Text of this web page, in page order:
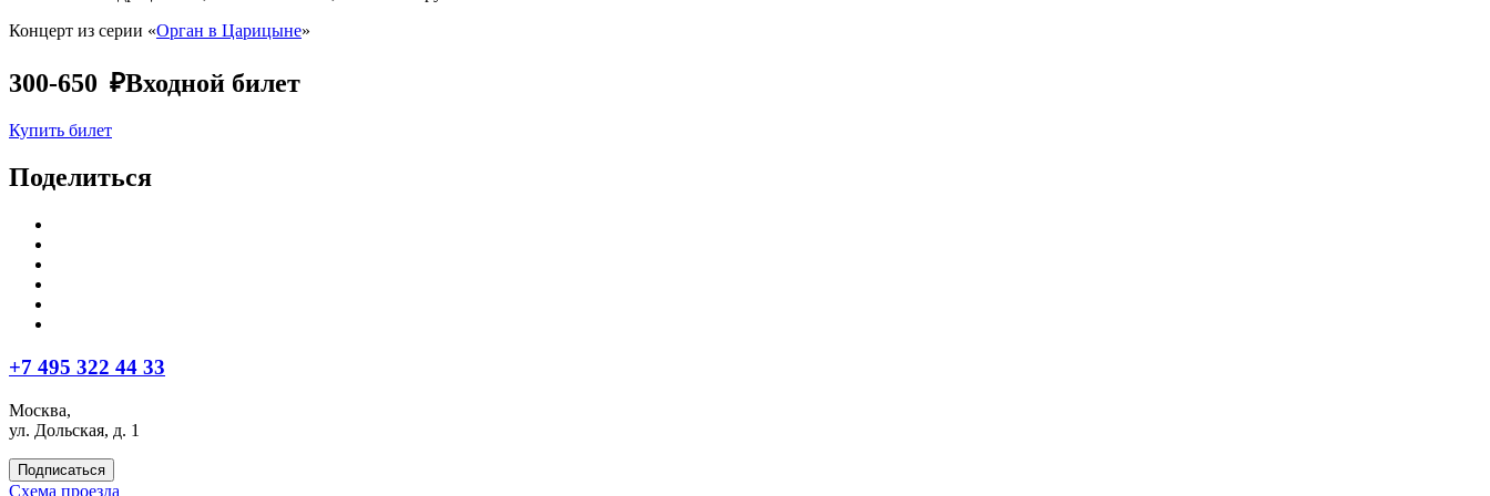
Концерт из серии «Орган в Царицыне»
300-650 ₽Входной билет
Купить билет
Поделиться
+7 495 322 44 33
Москва,
ул. Дольская, д. 1
Подписаться
Схема проезда